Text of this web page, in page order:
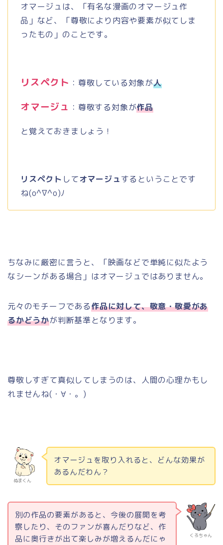
オマージュは、「有名な漫画のオマージュ作
品」など、「尊敬により内容や要素が似てしま
ったもの」のことです。
リスペクト ：尊敬している対象が人
オマージュ ：尊敬する対象が作品
と覚えておきましょう！
リスペクト してオマージュするということです
ね(o^∇^o)ﾉ
ちなみに厳密に言うと、「映画などで単純に似たよう
なシーンがある場合」はオマージュではありません。
元々のモチーフである作品に対して、敬意・敬愛があ
るかどうかが判断基準となります。
尊敬しすぎて真似してしまうのは、人間の心理かもし
れませんね( ・∀・。 )
ぬまくん
オマージュを取り入れると、どんな効果が
あるんだわん？
くろちゃん
別の作品の要素があると、今後の展開を考
察したり、そのファンが喜んだりなど、作
品に奥行きが出て楽しみが増えるんだにゃ